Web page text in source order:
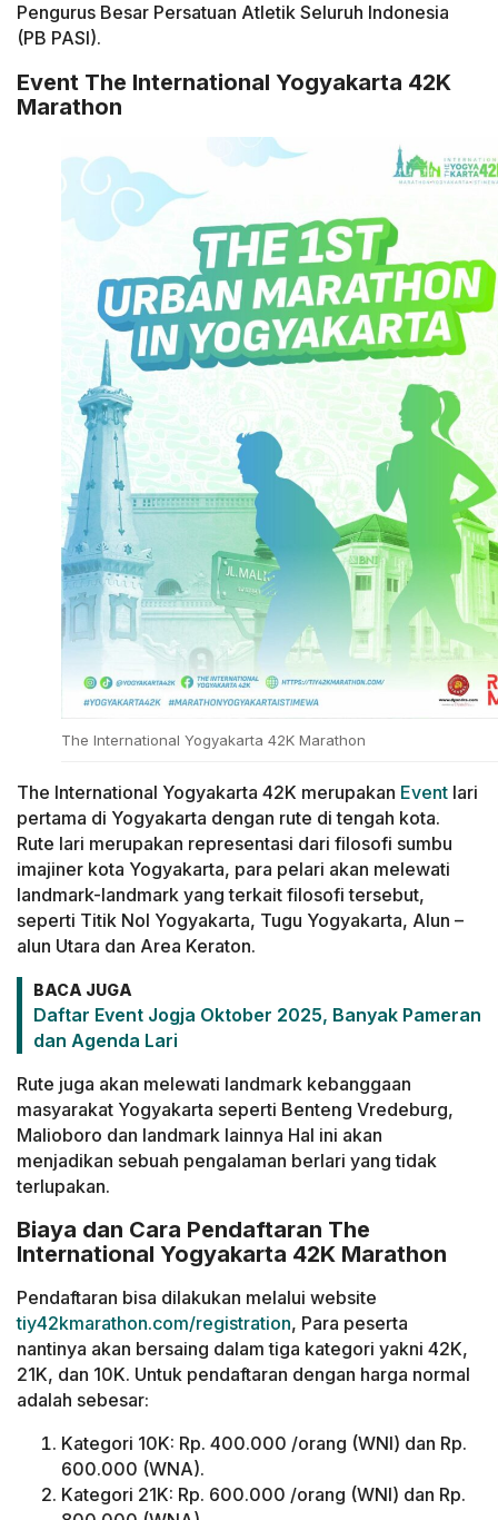
Pengurus Besar Persatuan Atletik Seluruh Indonesia
(PB PASI).
Event The International Yogyakarta 42K
Marathon
The International Yogyakarta 42K Marathon
The International Yogyakarta 42K merupakan Event lari
pertama di Yogyakarta dengan rute di tengah kota.
Rute lari merupakan representasi dari filosofi sumbu
imajiner kota Yogyakarta, para pelari akan melewati
landmark-landmark yang terkait filosofi tersebut,
seperti Titik Nol Yogyakarta, Tugu Yogyakarta, Alun –
alun Utara dan Area Keraton.
BACA JUGA
Daftar Event Jogja Oktober 2025, Banyak Pameran
dan Agenda Lari
Rute juga akan melewati landmark kebanggaan
masyarakat Yogyakarta seperti Benteng Vredeburg,
Malioboro dan landmark lainnya Hal ini akan
menjadikan sebuah pengalaman berlari yang tidak
terlupakan.
Biaya dan Cara Pendaftaran The
International Yogyakarta 42K Marathon
Pendaftaran bisa dilakukan melalui website
tiy42kmarathon.com/registration, Para peserta
nantinya akan bersaing dalam tiga kategori yakni 42K,
21K, dan 10K. Untuk pendaftaran dengan harga normal
adalah sebesar:
Kategori 10K: Rp. 400.000 /orang (WNI) dan Rp.
600.000 (WNA).
Kategori 21K: Rp. 600.000 /orang (WNI) dan Rp.